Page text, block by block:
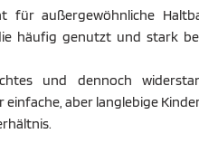
für außergewöhnliche
häufig genutzt und stark
und dennoch
aber langlebige